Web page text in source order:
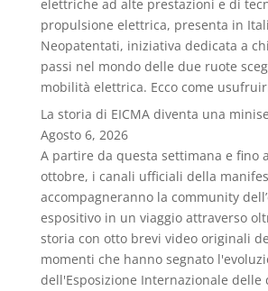
elettriche ad alte prestazioni e di
propulsione elettrica, presenta in
Neopatentati, iniziativa dedicata a
passi nel mondo delle due ruote
mobilità elettrica. Ecco come
La storia di EICMA diventa una
Agosto 6, 2026
A partire da questa settimana e fino
ottobre, i canali ufficiali della
accompagneranno la community
espositivo in un viaggio attraverso
storia con otto brevi video originali
momenti che hanno segnato
dell'Esposizione Internazionale delle